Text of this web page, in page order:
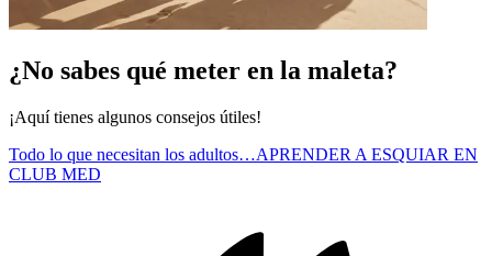
¿No sabes qué meter en la maleta?
¡Aquí tienes algunos consejos útiles!
Todo lo que necesitan los adultos…APRENDER A ESQUIAR EN
CLUB MED